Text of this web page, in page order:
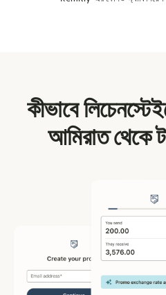
কীভাবে
আমিরাত থেকে